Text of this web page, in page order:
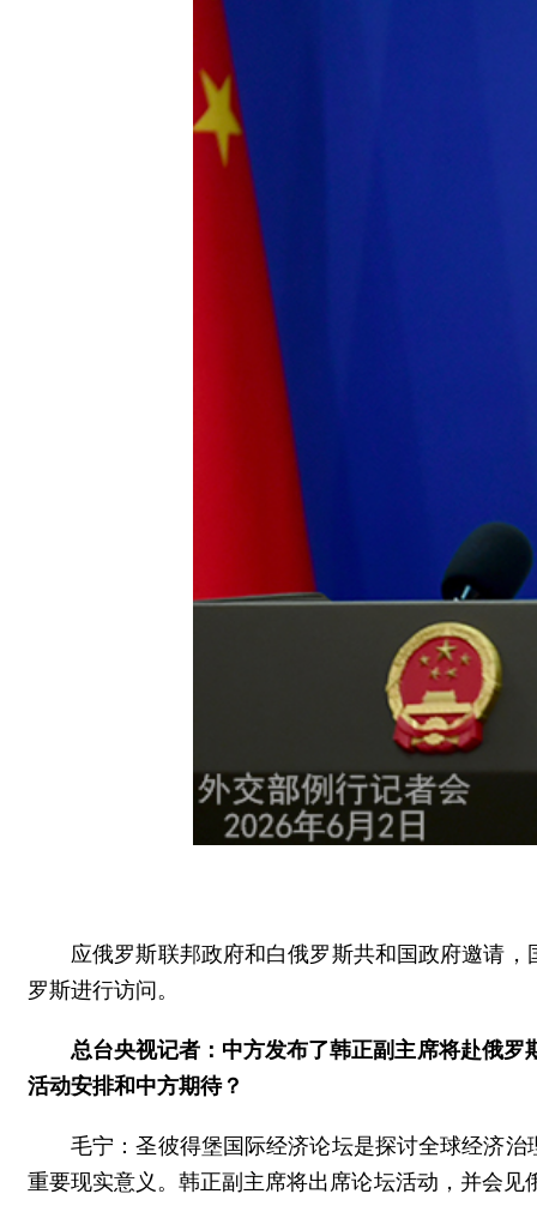
应俄罗斯联邦政府和白俄罗斯共和国政府邀请
罗斯进行访问。
总台央视记者：中方发布了韩正副主席将赴俄
活动安排和中方期待？
毛宁：圣彼得堡国际经济论坛是探讨全球经济
重要现实意义。韩正副主席将出席论坛活动，并会